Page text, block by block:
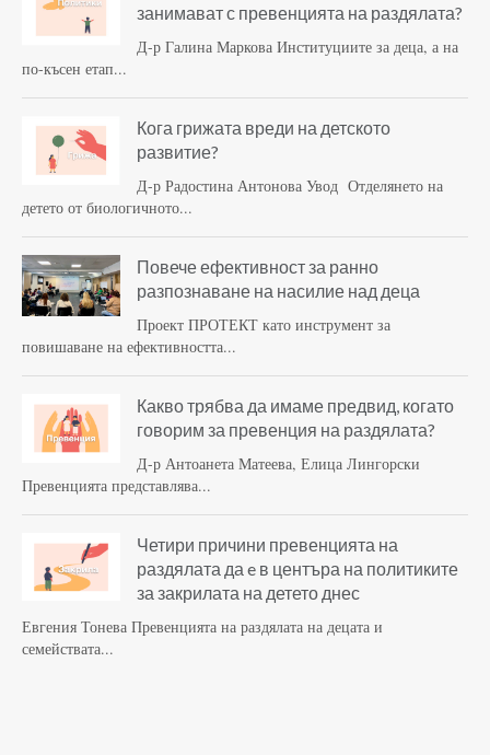
занимават с превенцията на раздялата?
Д-р Галина Маркова Институциите за деца, а на
по-късен етап...
Кога грижата вреди на детското
развитие?
Д-р Радостина Антонова Увод Отделянето на
детето от биологичното...
Повече ефективност за ранно
разпознаване на насилие над деца
Проект ПРОТЕКТ като инструмент за
повишаване на ефективността...
Какво трябва да имаме предвид, когато
говорим за превенция на раздялата?
Д-р Антоанета Матеева, Елица Лингорски
Превенцията представлява...
Четири причини превенцията на
раздялата да e в центъра на политиките
за закрилата на детето днес
Евгения Тонева Превенцията на раздялата на децата и
семействата...